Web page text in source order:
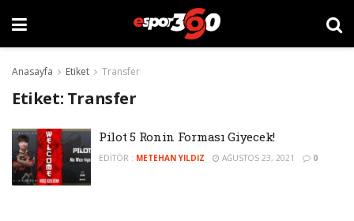
Anasayfa Etiket Transfer
Etiket: Transfer
Pilot 5 Ronin Forması Giyecek!
EDITÖR : METEHAN YILDIZ AĞUSTOS 23, 2021 0